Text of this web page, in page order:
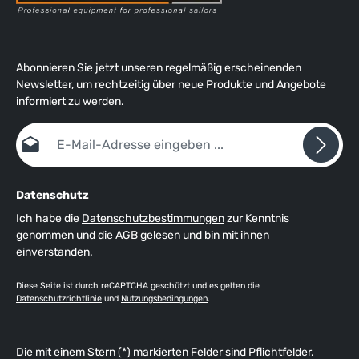
Abonnieren Sie jetzt unseren regelmäßig erscheinenden
Newsletter, um rechtzeitig über neue Produkte und Angebote
informiert zu werden.
E-Mail-Adresse*
Datenschutz
Ich habe die Datenschutzbestimmungenzur Kenntnis
genommen und dieAGBgelesen und bin mit ihnen
einverstanden.
Diese Seite ist durch reCAPTCHA geschützt und es gelten die
Datenschutzrichtlinie und Nutzungsbedingungen.
Die mit einem Stern (*) markierten Felder sind Pflichtfelder.